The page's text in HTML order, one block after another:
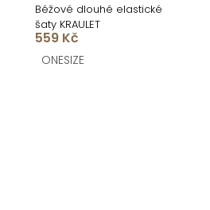
Béžové dlouhé elastické
šaty KRAULET
559 Kč
ONESIZE